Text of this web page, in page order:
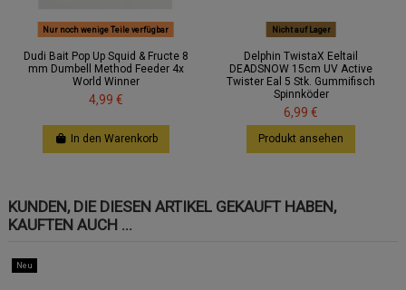
Nur noch wenige Teile verfügbar
Dudi Bait Pop Up Squid & Fructe 8
mm Dumbell Method Feeder 4x
World Winner
4,99 €
In den Warenkorb
Nicht auf Lager
Delphin TwistaX Eeltail
DEADSNOW 15cm UV Active
Twister Eal 5 Stk. Gummifisch
Spinnköder
6,99 €
Produkt ansehen
KUNDEN, DIE DIESEN ARTIKEL GEKAUFT HABEN,
KAUFTEN AUCH ...
Neu